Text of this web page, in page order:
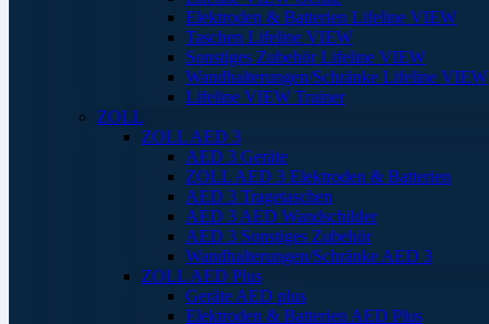
Elektroden & Batterien Lifeline VIEW
Taschen Lifeline VIEW
Sonstiges Zubehör Lifeline VIEW
Wandhalterungen/Schränke Lifeline VIEW
Lifeline VIEW Trainer
ZOLL
ZOLL AED 3
AED 3 Geräte
ZOLL AED 3 Elektroden & Batterien
AED 3 Tragetaschen
AED 3 AED Wandschilder
AED 3 Sonstiges Zubehör
Wandhalterungen/Schränke AED 3
ZOLL AED Plus
Geräte AED plus
Elektroden & Batterien AED Plus